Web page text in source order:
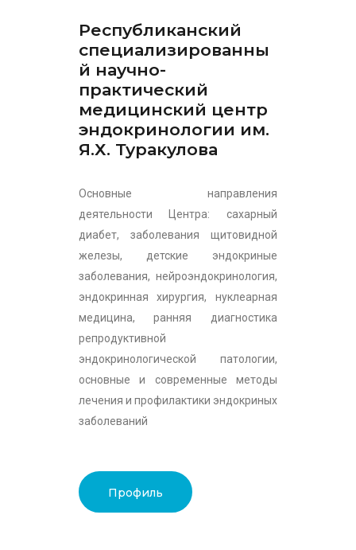
Республиканский
специализированны
й научно-
практический
медицинский центр
эндокринологии им.
Я.Х. Туракулова
Основные направления
деятельности Центра: сахарный
диабет, заболевания щитовидной
железы, детские эндокриные
заболевания, нейроэндокринология,
эндокринная хирургия, нуклеарная
медицина, ранняя диагностика
репродуктивной
эндокринологической патологии,
основные и современные методы
лечения и профилактики эндокриных
заболеваний
Профиль